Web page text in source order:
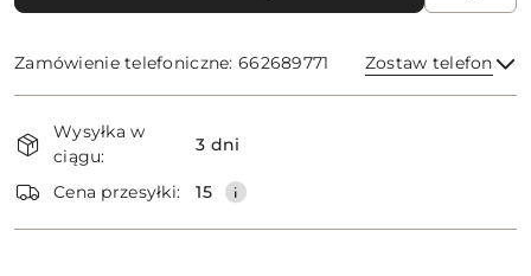
Zamówienie telefoniczne: 662689771 Zostaw telefon
i
dostawa
Wysyłka w
ciągu:
3 dni
Cena przesyłki: 15